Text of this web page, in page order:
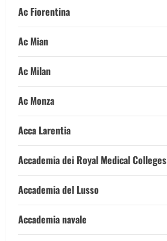
Ac Fiorentina
Ac Mian
Ac Milan
Ac Monza
Acca Larentia
Accademia dei Royal Medical Colleges
Accademia del Lusso
Accademia navale